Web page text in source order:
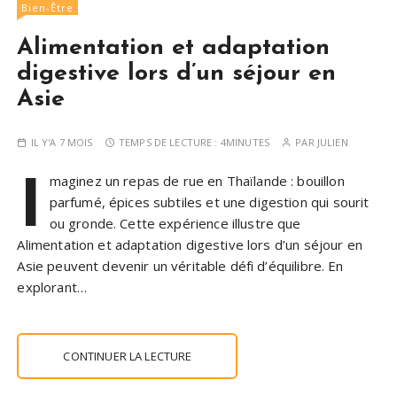
Bien-Être
Alimentation et adaptation
digestive lors d’un séjour en
Asie
IL Y'A 7 MOIS TEMPS DE LECTURE : 4MINUTES PAR JULIEN
I
maginez un repas de rue en Thaïlande : bouillon
parfumé, épices subtiles et une digestion qui sourit
ou gronde. Cette expérience illustre que
Alimentation et adaptation digestive lors d’un séjour en
Asie peuvent devenir un véritable défi d’équilibre. En
explorant…
CONTINUER LA LECTURE